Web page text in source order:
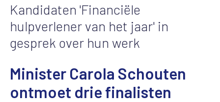
Kandidaten 'Financiële
hulpverlener van het jaar' in
gesprek over hun werk
Minister Carola Schouten
ontmoet drie finalisten